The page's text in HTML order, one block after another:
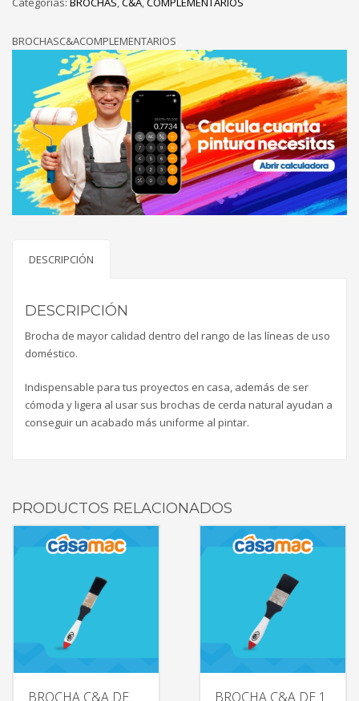
2"
BROCHASC&ACOMPLEMENTARIOS
DESCRIPCIÓN
DESCRIPCIÓN
Brocha de mayor calidad dentro del rango de las líneas de uso
doméstico.
Indispensable para tus proyectos en casa, además de ser
cómoda y ligera al usar sus brochas de cerda natural ayudan a
conseguir un acabado más uniforme al pintar.
PRODUCTOS RELACIONADOS
BROCHA C&A DE
BROCHA C&A DE 1